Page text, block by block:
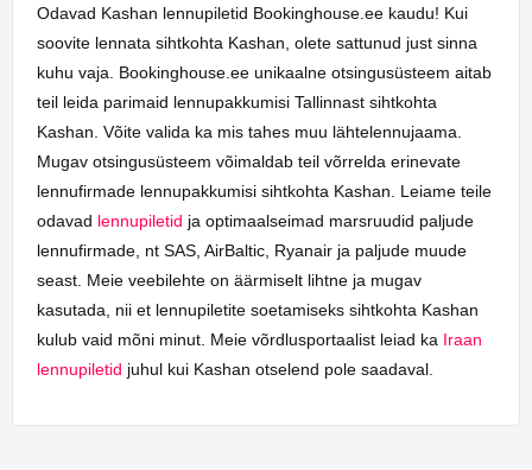
Odavad Kashan lennupiletid Bookinghouse.ee kaudu! Kui
soovite lennata sihtkohta Kashan, olete sattunud just sinna
kuhu vaja. Bookinghouse.ee unikaalne otsingusüsteem aitab
teil leida parimaid lennupakkumisi Tallinnast sihtkohta
Kashan. Võite valida ka mis tahes muu lähtelennujaama.
Mugav otsingusüsteem võimaldab teil võrrelda erinevate
lennufirmade lennupakkumisi sihtkohta Kashan. Leiame teile
odavad lennupiletid ja optimaalseimad marsruudid paljude
lennufirmade, nt SAS, AirBaltic, Ryanair ja paljude muude
seast. Meie veebilehte on äärmiselt lihtne ja mugav
kasutada, nii et lennupiletite soetamiseks sihtkohta Kashan
kulub vaid mõni minut. Meie võrdlusportaalist leiad ka Iraan
lennupiletid juhul kui Kashan otselend pole saadaval.